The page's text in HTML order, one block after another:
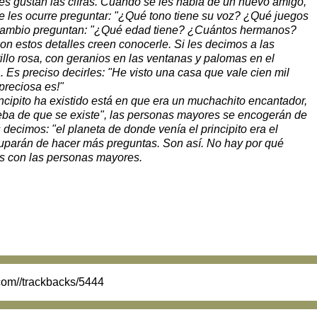
ocurre preguntar: "¿Qué tono tiene su voz? ¿Qué juegos
preguntan: "¿Qué edad tiene? ¿Cuántos hermanos?
estos detalles creen conocerle. Si les decimos a las
rosa, con geranios en las ventanas y palomas en el
preciso decirles: "He visto una casa que vale cien mil
es!"
ha existido está en que era un muchachito encantador,
de que se existe", las personas mayores se encogerán de
"el planeta de donde venía el principito era el
de hacer más preguntas. Son así. No hay por qué
con las personas mayores.
trackbacks/5444